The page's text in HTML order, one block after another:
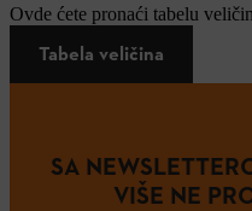
Ovde ćete pronaći tabelu
Tabela veličina
SA
VIŠE NE